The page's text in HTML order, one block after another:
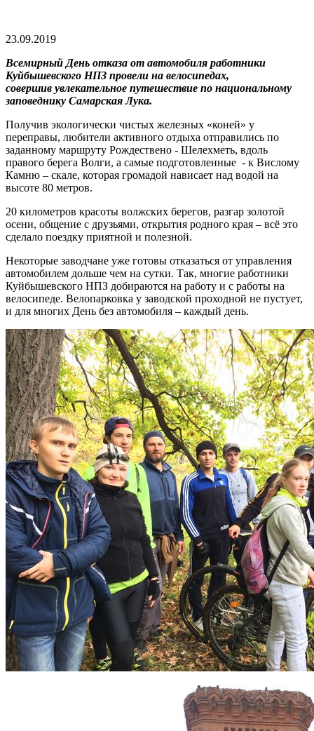
23.09.2019
Всемирный День отказа от автомобиля работники
Куйбышевского НПЗ провели на велосипедах,
совершив увлекательное путешествие по национальному
заповеднику Самарская Лука.
Получив экологически чистых железных «коней» у
переправы, любители активного отдыха отправились по
заданному маршруту Рождествено - Шелехметь, вдоль
правого берега Волги, а самые подготовленные - к Вислому
Камню – скале, которая громадой нависает над водой на
высоте 80 метров.
20 километров красоты волжских берегов, разгар золотой
осени, общение с друзьями, открытия родного края – всё это
сделало поездку приятной и полезной.
Некоторые заводчане уже готовы отказаться от управления
автомобилем дольше чем на сутки. Так, многие работники
Куйбышевского НПЗ добираются на работу и с работы на
велосипеде. Велопарковка у заводской проходной не пустует,
и для многих День без автомобиля – каждый день.